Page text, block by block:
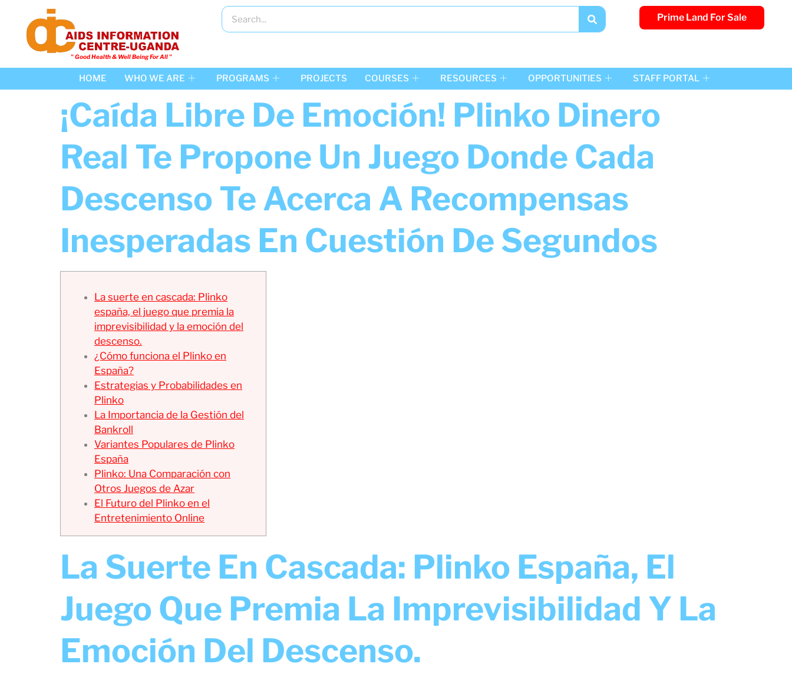
" Good Health & Well Being For All "​
Prime Land For Sale
HOME WHO WE ARE PROGRAMS PROJECTS COURSES RESOURCES OPPORTUNITIES STAFF PORTAL
¡Caída Libre De Emoción! Plinko Dinero
Real Te Propone Un Juego Donde Cada
Descenso Te Acerca A Recompensas
Inesperadas En Cuestión De Segundos
La suerte en cascada: Plinko
españa, el juego que premia la
imprevisibilidad y la emoción del
descenso.
¿Cómo funciona el Plinko en
España?
Estrategias y Probabilidades en
Plinko
La Importancia de la Gestión del
Bankroll
Variantes Populares de Plinko
España
Plinko: Una Comparación con
Otros Juegos de Azar
El Futuro del Plinko en el
Entretenimiento Online
La Suerte En Cascada: Plinko España, El
Juego Que Premia La Imprevisibilidad Y La
Emoción Del Descenso.